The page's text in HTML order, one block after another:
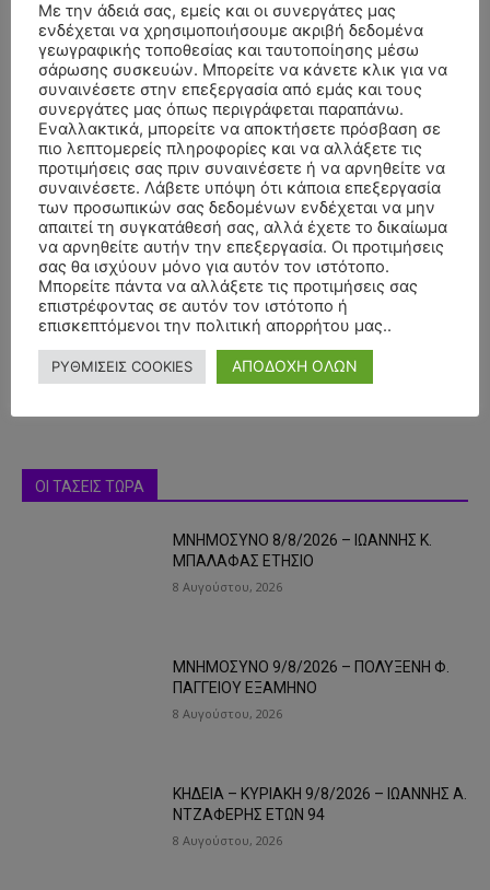
- Advertisment -
ΟΙ ΤΑΣΕΙΣ ΤΩΡΑ
ΜΝΗΜΟΣΥΝΟ 8/8/2026 – ΙΩΑΝΝΗΣ Κ.
ΜΠΑΛΑΦΑΣ ΕΤΗΣΙΟ
8 Αυγούστου, 2026
ΜΝΗΜΟΣΥΝΟ 9/8/2026 – ΠΟΛΥΞΕΝΗ Φ.
ΠΑΓΓΕΙΟΥ ΕΞΑΜΗΝΟ
8 Αυγούστου, 2026
ΚΗΔΕΙΑ – ΚΥΡΙΑΚΗ 9/8/2026 – ΙΩΑΝΝΗΣ Α.
ΝΤΖΑΦΕΡΗΣ ΕΤΩΝ 94
8 Αυγούστου, 2026
Με την άδειά σας, εμείς και οι συνεργάτες μας
ενδέχεται να χρησιμοποιήσουμε ακριβή δεδομένα
γεωγραφικής τοποθεσίας και ταυτοποίησης μέσω
σάρωσης συσκευών. Μπορείτε να κάνετε κλικ για να
συναινέσετε στην επεξεργασία από εμάς και τους
συνεργάτες μας όπως περιγράφεται παραπάνω.
Εναλλακτικά, μπορείτε να αποκτήσετε πρόσβαση σε
πιο λεπτομερείς πληροφορίες και να αλλάξετε τις
προτιμήσεις σας πριν συναινέσετε ή να αρνηθείτε να
συναινέσετε. Λάβετε υπόψη ότι κάποια επεξεργασία
των προσωπικών σας δεδομένων ενδέχεται να μην
απαιτεί τη συγκατάθεσή σας, αλλά έχετε το δικαίωμα
να αρνηθείτε αυτήν την επεξεργασία. Οι προτιμήσεις
σας θα ισχύουν μόνο για αυτόν τον ιστότοπο.
Μπορείτε πάντα να αλλάξετε τις προτιμήσεις σας
επιστρέφοντας σε αυτόν τον ιστότοπο ή
επισκεπτόμενοι την πολιτική απορρήτου μας..
ΡΥΘΜΙΣΕΙΣ COOKIES ΑΠΟΔΟΧΗ ΟΛΩΝ